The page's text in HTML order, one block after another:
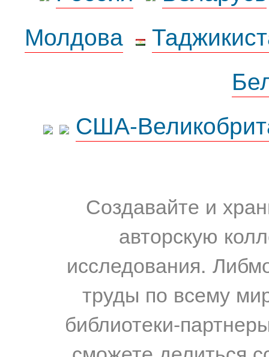
Молдова
США-
Создавайте и
авторскую
исследования.
труды по всему
библиотеки-